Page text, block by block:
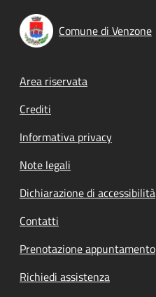
Comune di Venzone
Footer menu
Area riservata
Crediti
Informativa privacy
Note legali
Dichiarazione di accessibilità
Contatti
Prenotazione appuntamento
Richiedi assistenza